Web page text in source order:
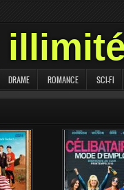
DRAME ROMANCE SCI-FI